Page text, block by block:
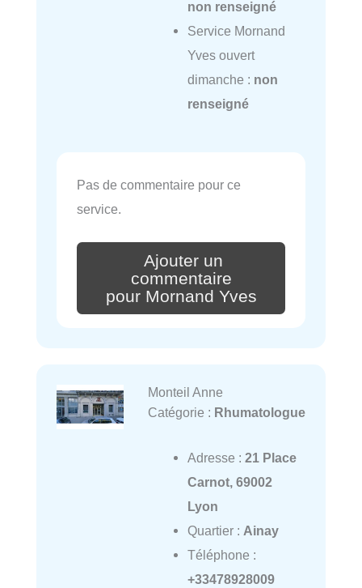
non renseigné
Service Mornand
Yves ouvert
dimanche : non
renseigné
Pas de commentaire pour ce
service.
Ajouter un
commentaire
pour Mornand Yves
Monteil Anne
Catégorie : Rhumatologue
Adresse : 21 Place
Carnot, 69002
Lyon
Quartier : Ainay
Téléphone :
+33478928009